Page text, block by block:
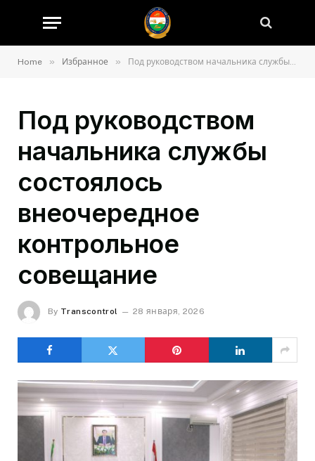
Home » Избранное » Под руководством начальника службы состоялось внеочередное контрольное совещание
Под руководством
начальника службы
состоялось
внеочередное
контрольное
совещание
By Transcontrol 28 января, 2026